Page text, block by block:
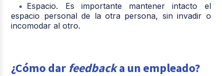
Espacio. Es importante mantener intacto el
espacio personal de la otra persona, sin invadir o
incomodar al otro.
¿Cómo dar feedbacka un empleado?